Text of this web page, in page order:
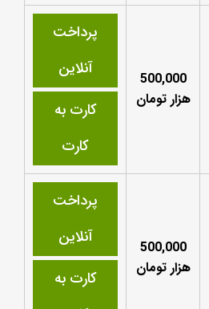
500,000
هزار تومان
پرداخت
آنلاین
کارت به
کارت
500,000
هزار تومان
پرداخت
آنلاین
کارت به